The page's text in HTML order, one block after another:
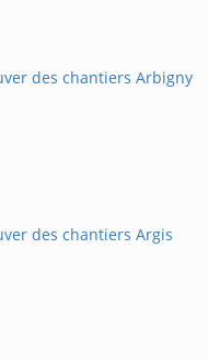
des chantiers Arbigny
des chantiers Argis